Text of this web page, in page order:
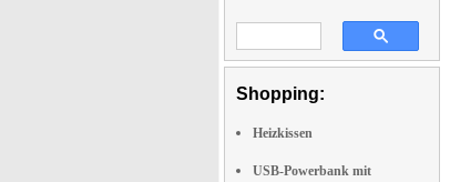
Shopping:
Heizkissen
USB-Powerbank mit